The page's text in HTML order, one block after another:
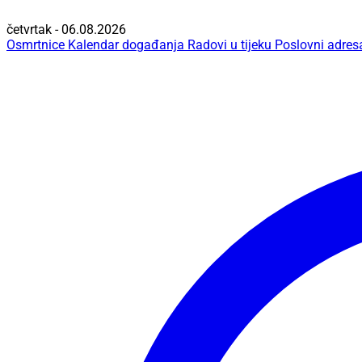
četvrtak - 06.08.2026
Osmrtnice Kalendar događanja Radovi u tijeku Poslovni